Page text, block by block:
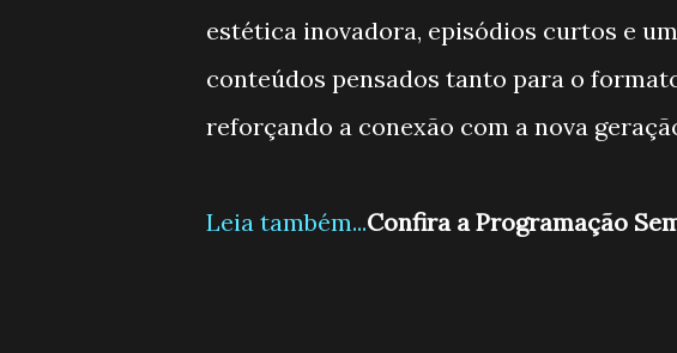
estética inovadora, episódios curtos e
conteúdos pensados tanto para o
reforçando a conexão com a nova
Leia também...Confira a Programação